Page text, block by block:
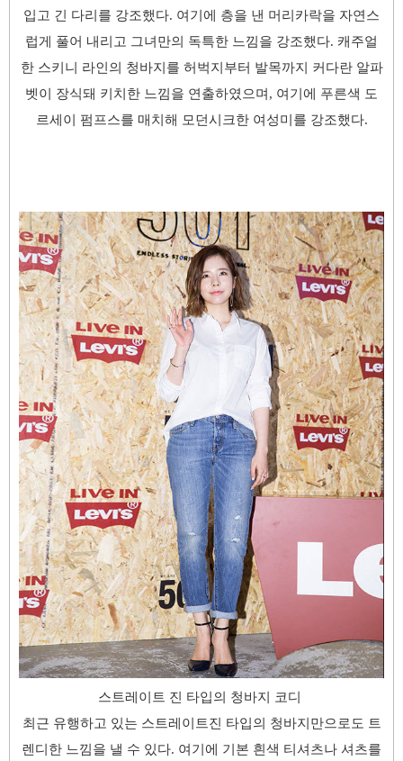
입고 긴 다리를 강조했다. 여기에 층을 낸 머리카락을 자연스
럽게 풀어 내리고 그녀만의 독특한 느낌을 강조했다. 캐주얼
한 스키니 라인의 청바지를 허벅지부터 발목까지 커다란 알파
벳이 장식돼 키치한 느낌을 연출하였으며, 여기에 푸른색 도
르세이 펌프스를 매치해 모던시크한 여성미를 강조했다.
스트레이트 진 타입의 청바지 코디
최근 유행하고 있는 스트레이트진 타입의 청바지만으로도 트
렌디한 느낌을 낼 수 있다. 여기에 기본 흰색 티셔츠나 셔츠를